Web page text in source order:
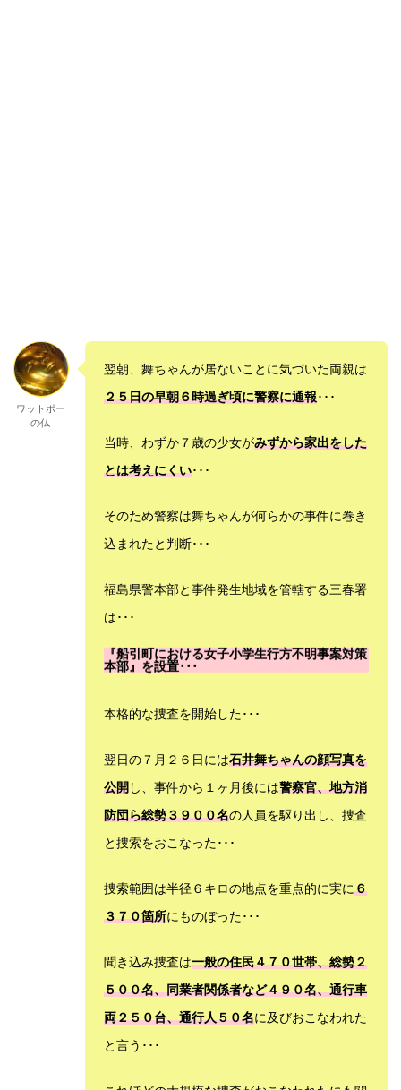
ワットポー
の仏
翌朝、舞ちゃんが居ないことに気づいた両親は
２５日の早朝６時過ぎ頃に警察に通報･･･
当時、わずか７歳の少女がみずから家出をした
とは考えにくい･･･
そのため警察は舞ちゃんが何らかの事件に巻き
込まれたと判断･･･
福島県警本部と事件発生地域を管轄する三春署
は･･･
『船引町における女子小学生行方不明事案対策
本部』を設置･･･
本格的な捜査を開始した･･･
翌日の７月２６日には石井舞ちゃんの顔写真を
公開し、事件から１ヶ月後には警察官、地方消
防団ら総勢３９００名の人員を駆り出し、捜査
と捜索をおこなった･･･
捜索範囲は半径６キロの地点を重点的に実に６
３７０箇所にものぼった･･･
聞き込み捜査は一般の住民４７０世帯、総勢２
５００名、同業者関係者など４９０名、通行車
両２５０台、通行人５０名に及びおこなわれた
と言う･･･